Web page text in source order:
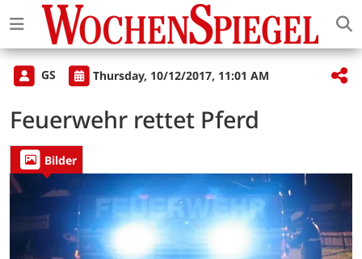
GS Thursday, 10/12/2017, 11:01 AM
Feuerwehr rettet Pferd
Bilder